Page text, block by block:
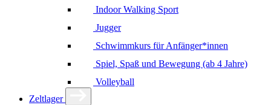
Indoor Walking Sport
Jugger
Schwimmkurs für Anfänger*innen
Spiel, Spaß und Bewegung (ab 4 Jahre)
Volleyball
Zeltlager